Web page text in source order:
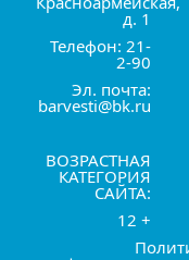
д. 1
Телефон: 21-
2-90
Эл. почта:
barvesti@bk.ru
ВОЗРАСТНАЯ
КАТЕГОРИЯ
САЙТА:
12 +